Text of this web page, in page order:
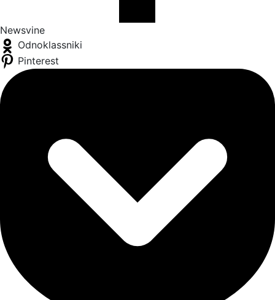
Newsvine
Odnoklassniki
Pinterest